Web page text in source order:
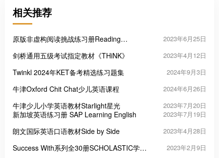
相关推荐
原版非虚构阅读挑战练习册Reading
2023年6月25日
剑桥通用五级考试指定教材《THiNK》 2023年4月12日
Twinkl 2024年KET备考精选练习题集 2024年9月3日
牛津Oxford Chit Chat少儿英语课程 2024年6月26日
牛津少儿小学英语教材Starlight星光 2023年7月20日
新加坡英语练习册 SAP Learning English 2023年7月19日
朗文国际英语口语教材Side by Side 2023年4月28日
Success With系列全30册SCHOLASTIC学乐
2023年2月9日